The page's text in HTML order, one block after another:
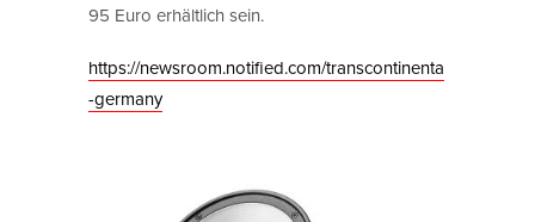
95 Euro erhältlich sein.
https://newsroom.notified.com/transcontinenta
-germany